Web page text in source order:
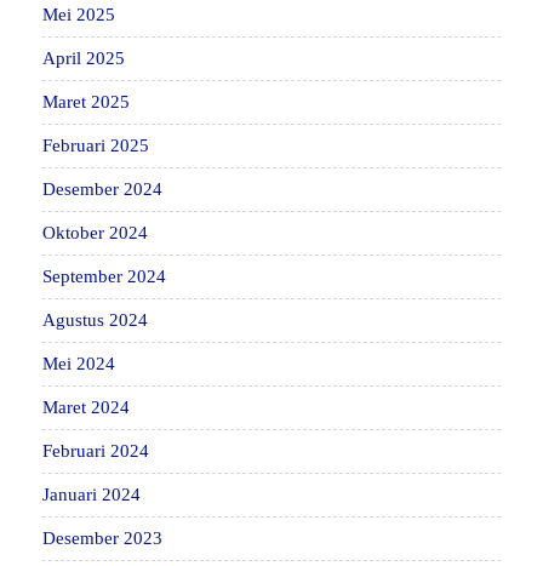
Mei 2025
April 2025
Maret 2025
Februari 2025
Desember 2024
Oktober 2024
September 2024
Agustus 2024
Mei 2024
Maret 2024
Februari 2024
Januari 2024
Desember 2023